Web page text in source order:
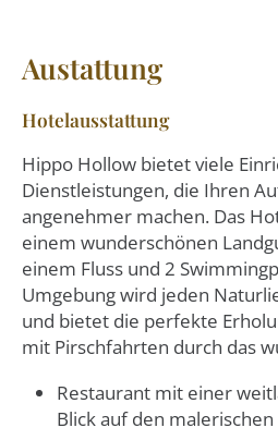
Austattung
Hotelausstattung
Hippo Hollow bietet viele
Dienstleistungen, die Ihren
angenehmer machen. Das
einem wunderschönen
einem Fluss und 2
Umgebung wird jeden
und bietet die perfekte
mit Pirschfahrten durch das
Restaurant mit einer
Blick auf den malerischen